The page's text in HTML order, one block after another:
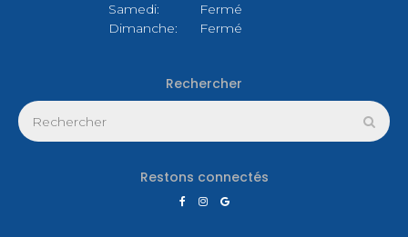
Samedi:
Fermé
Dimanche:
Fermé
Rechercher
Rechercher
Restons connectés